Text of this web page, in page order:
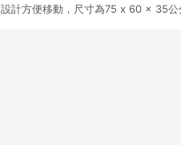
設計方便移動，尺寸為75 x 60 x 35公